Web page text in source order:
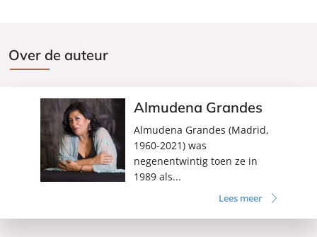
Over de auteur
Almudena Grandes
Almudena Grandes (Madrid,
1960-2021) was
negenentwintig toen ze in
1989 als...
Lees meer